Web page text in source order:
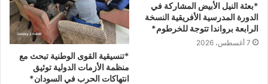
*بعثة النيل الأبيض المشاركة في
الدورة المدرسية الأفريقية النسخة
الرابعة برواندا تتوجة للخرطوم*
7 أغسطس، 2026
*تنسيقية القوى الوطنية تبحث مع
منظمة الأزمات الدولية توثيق
انتهاكات الحرب في السودان*